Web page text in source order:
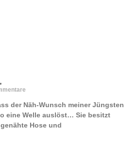
der Näh-Wunsch meiner Jüngsten
eine Welle auslöst… Sie besitzt
Hose und